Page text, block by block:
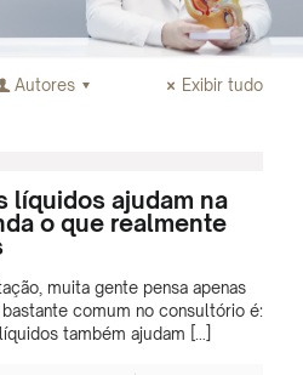
Autores Exibir tudo
líquidos ajudam na
o que realmente
muita gente pensa apenas
comum no consultório é:
também ajudam